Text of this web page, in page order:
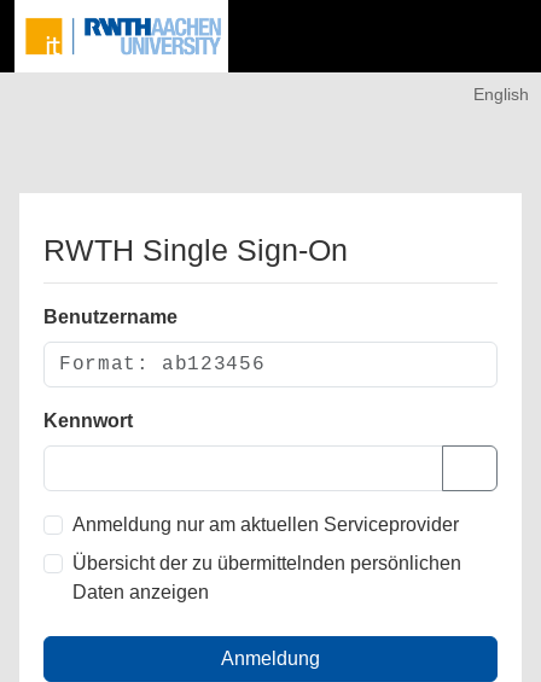
English
RWTH Single Sign-On
Benutzername
Kennwort
Anmeldung nur am aktuellen Serviceprovider
Übersicht der zu übermittelnden persönlichen
Daten anzeigen
Anmeldung